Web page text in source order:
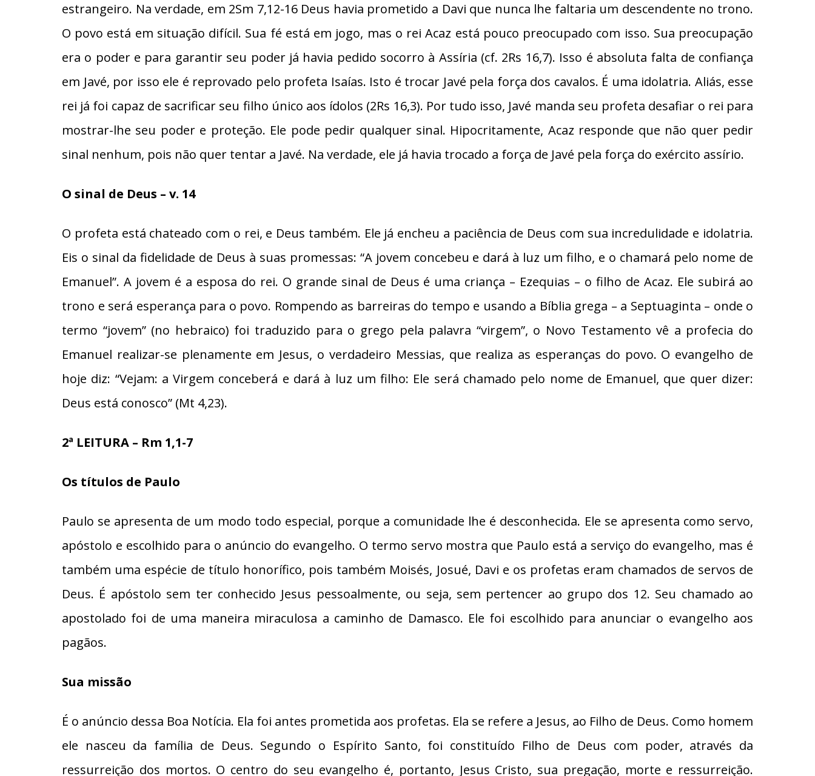
estrangeiro. Na verdade, em 2Sm 7,12-16 Deus havia prometido a Davi que nunca lhe faltaria um descendente no trono.
O povo está em situação difícil. Sua fé está em jogo, mas o rei Acaz está pouco preocupado com isso. Sua preocupação
era o poder e para garantir seu poder já havia pedido socorro à Assíria (cf. 2Rs 16,7). Isso é absoluta falta de confiança
em Javé, por isso ele é reprovado pelo profeta Isaías. Isto é trocar Javé pela força dos cavalos. É uma idolatria. Aliás, esse
rei já foi capaz de sacrificar seu filho único aos ídolos (2Rs 16,3). Por tudo isso, Javé manda seu profeta desafiar o rei para
mostrar-lhe seu poder e proteção. Ele pode pedir qualquer sinal. Hipocritamente, Acaz responde que não quer pedir
sinal nenhum, pois não quer tentar a Javé. Na verdade, ele já havia trocado a força de Javé pela força do exército assírio.
O sinal de Deus – v. 14
O profeta está chateado com o rei, e Deus também. Ele já encheu a paciência de Deus com sua incredulidade e idolatria.
Eis o sinal da fidelidade de Deus à suas promessas: “A jovem concebeu e dará à luz um filho, e o chamará pelo nome de
Emanuel”. A jovem é a esposa do rei. O grande sinal de Deus é uma criança – Ezequias – o filho de Acaz. Ele subirá ao
trono e será esperança para o povo. Rompendo as barreiras do tempo e usando a Bíblia grega – a Septuaginta – onde o
termo “jovem” (no hebraico) foi traduzido para o grego pela palavra “virgem”, o Novo Testamento vê a profecia do
Emanuel realizar-se plenamente em Jesus, o verdadeiro Messias, que realiza as esperanças do povo. O evangelho de
hoje diz: “Vejam: a Virgem conceberá e dará à luz um filho: Ele será chamado pelo nome de Emanuel, que quer dizer:
Deus está conosco” (Mt 4,23).
2ª LEITURA – Rm 1,1-7
Os títulos de Paulo
Paulo se apresenta de um modo todo especial, porque a comunidade lhe é desconhecida. Ele se apresenta como servo,
apóstolo e escolhido para o anúncio do evangelho. O termo servo mostra que Paulo está a serviço do evangelho, mas é
também uma espécie de título honorífico, pois também Moisés, Josué, Davi e os profetas eram chamados de servos de
Deus. É apóstolo sem ter conhecido Jesus pessoalmente, ou seja, sem pertencer ao grupo dos 12. Seu chamado ao
apostolado foi de uma maneira miraculosa a caminho de Damasco. Ele foi escolhido para anunciar o evangelho aos
pagãos.
Sua missão
É o anúncio dessa Boa Notícia. Ela foi antes prometida aos profetas. Ela se refere a Jesus, ao Filho de Deus. Como homem
ele nasceu da família de Deus. Segundo o Espírito Santo, foi constituído Filho de Deus com poder, através da
ressurreição dos mortos. O centro do seu evangelho é, portanto, Jesus Cristo, sua pregação, morte e ressurreição.